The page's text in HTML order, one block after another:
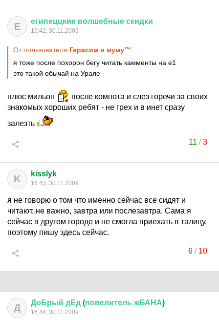
Е египеццкие волшебные скидки
16:42, 30.11.2009
От пользователя Герасим и муму™
я тоже после похорон бегу читать камменты на е1
это такой обычай на Урале
плюс мильон
после компота и слез горечи за своих
знакомых хороших ребят - не грех и в инет сразу
залезть
11 /3
K kisslyk
16:43, 30.11.2009
я не говорю о том что именно сейчас все сидят и
читают..не важно, завтра или послезавтра. Сама я
сейчас в другом городе и не смогла приехать в талицу,
поэтому пишу здесь сейчас.
6 / 10
Д ДоБрый дЕд (повелитель жБАНА)
16:44, 30.11.2009